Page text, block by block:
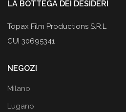
LA BOTTEGA DEI DESIDERI
Topax Film Productions S.R.L
CUI 30695341
NEGOZI
Milano
Lugano